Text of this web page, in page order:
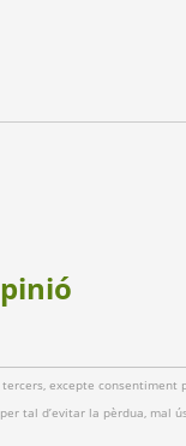
excepte consentiment
tal d’evitar la pèrdua, mal